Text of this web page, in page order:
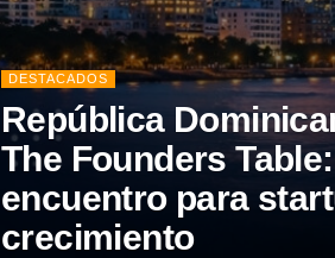
DESTACADOS
República
The Founders
encuentro para
crecimiento